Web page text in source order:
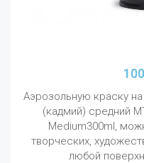
Аэрозольную краску
(кадмий) средний
Medium300ml,
творческих,
любой